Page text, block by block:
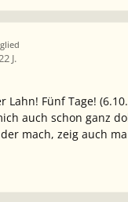
J.
Lahn! Fünf Tage!
auch schon ganz
mach, zeig auch